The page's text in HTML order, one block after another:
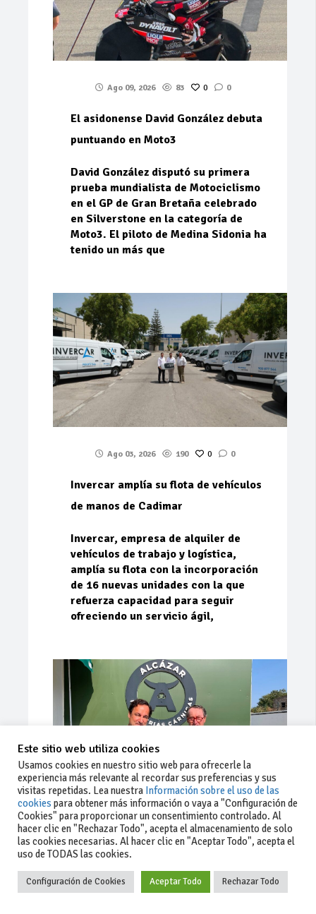
Ago 09, 2026 83 0 0
El asidonense David González debuta
puntuando en Moto3
David González disputó su primera
prueba mundialista de Motociclismo
en el GP de Gran Bretaña celebrado
en Silverstone en la categoría de
Moto3. El piloto de Medina Sidonia ha
tenido un más que
Ago 03, 2026 190 0 0
Invercar amplía su flota de vehículos
de manos de Cadimar
Invercar, empresa de alquiler de
vehículos de trabajo y logística,
amplía su flota con la incorporación
de 16 nuevas unidades con la que
refuerza capacidad para seguir
ofreciendo un servicio ágil,
Ago 03, 2026 181 0 0
Cárnicas El Alcazar, patrocinador de
la 42ª Subida a Vejer
Este sitio web utiliza cookies
Usamos cookies en nuestro sitio web para ofrecerle la
experiencia más relevante al recordar sus preferencias y sus
visitas repetidas. Lea nuestra Información sobre el uso de las
cookies para obtener más información o vaya a "Configuración de
Cookies" para proporcionar un consentimiento controlado. Al
hacer clic en "Rechazar Todo", acepta el almacenamiento de solo
las cookies necesarias. Al hacer clic en "Aceptar Todo", acepta el
uso de TODAS las cookies.
Configuración de Cookies Aceptar Todo Rechazar Todo